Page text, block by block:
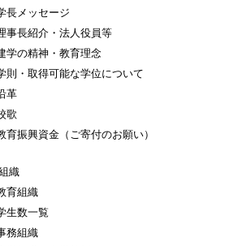
長メッセージ
事長紹介・法人役員等
学の精神・教育理念
則・取得可能な学位について
革
歌
育振興資金（ご寄付のお願い）
織
育組織
生数一覧
務組織